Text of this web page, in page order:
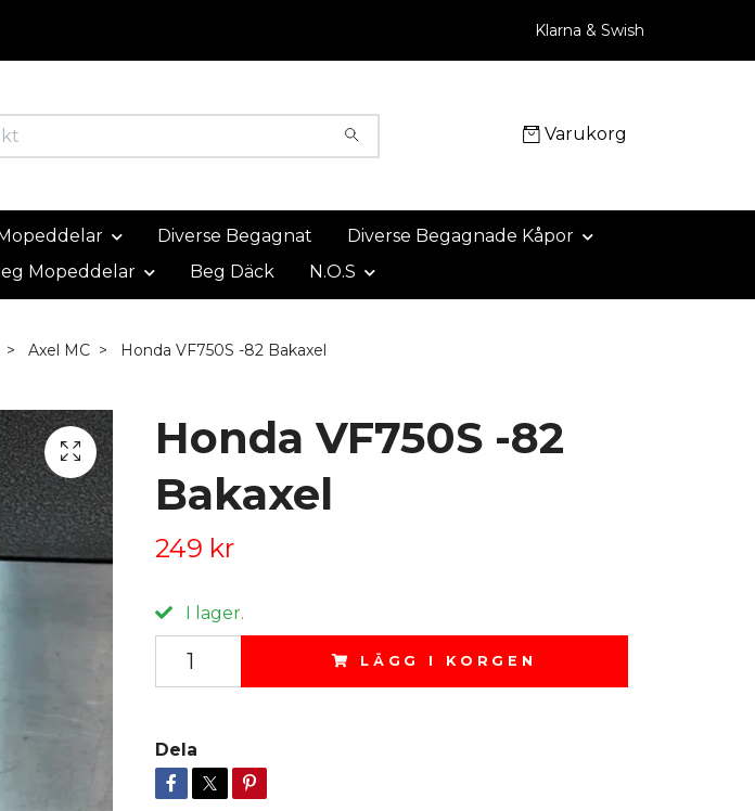
Klarna & Swish
Varukorg
Diverse Begagnat
Diverse Begagnade Kåpor
Mopeddelar Beg Däck N.O.S
Axel MC Honda VF750S -82 Bakaxel
Honda VF750S -82
Bakaxel
249 kr
I lager.
LÄGG I KORGEN
Dela